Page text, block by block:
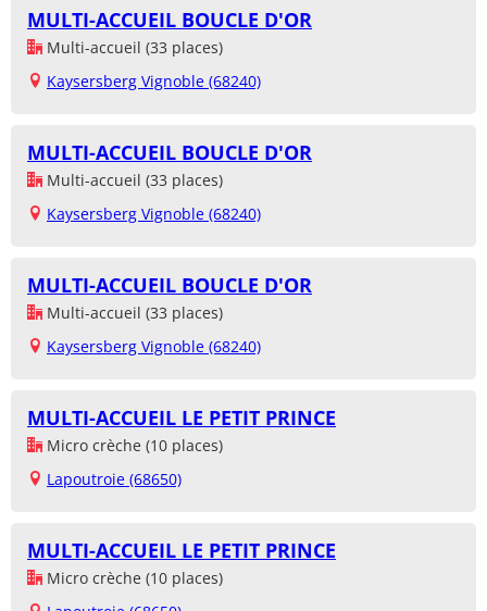
MULTI-ACCUEIL BOUCLE D'OR
Multi-accueil (33 places)
Kaysersberg Vignoble (68240)
MULTI-ACCUEIL BOUCLE D'OR
Multi-accueil (33 places)
Kaysersberg Vignoble (68240)
MULTI-ACCUEIL BOUCLE D'OR
Multi-accueil (33 places)
Kaysersberg Vignoble (68240)
MULTI-ACCUEIL LE PETIT PRINCE
Micro crèche (10 places)
Lapoutroie (68650)
MULTI-ACCUEIL LE PETIT PRINCE
Micro crèche (10 places)